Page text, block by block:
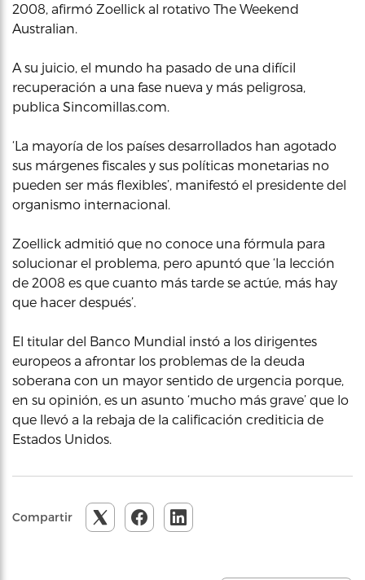
2008, afirmó Zoellick al rotativo The Weekend
Australian.
A su juicio, el mundo ha pasado de una difícil
recuperación a una fase nueva y más peligrosa,
publica Sincomillas.com.
‘La mayoría de los países desarrollados han agotado
sus márgenes fiscales y sus políticas monetarias no
pueden ser más flexibles’, manifestó el presidente del
organismo internacional.
Zoellick admitió que no conoce una fórmula para
solucionar el problema, pero apuntó que ‘la lección
de 2008 es que cuanto más tarde se actúe, más hay
que hacer después’.
El titular del Banco Mundial instó a los dirigentes
europeos a afrontar los problemas de la deuda
soberana con un mayor sentido de urgencia porque,
en su opinión, es un asunto ‘mucho más grave’ que lo
que llevó a la rebaja de la calificación crediticia de
Estados Unidos.
Compartir